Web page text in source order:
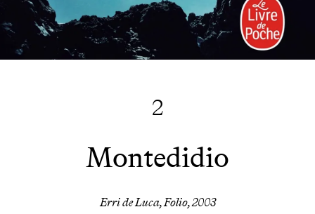
2
Montedidio
Erri de Luca, Folio, 2003